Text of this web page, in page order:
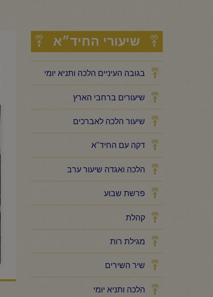
שיעורי החיד״א
בגובה העיניים הלכה ותניא יומי
שיעורים ברחבי הארץ
שיעור הלכה לאברכים
דקה עם החיד"א
הלכה ואגדה שיעור ערב
פרשת שבוע
קהלת
מגילת רות
שיר השירים
הלכה ותניא יומי